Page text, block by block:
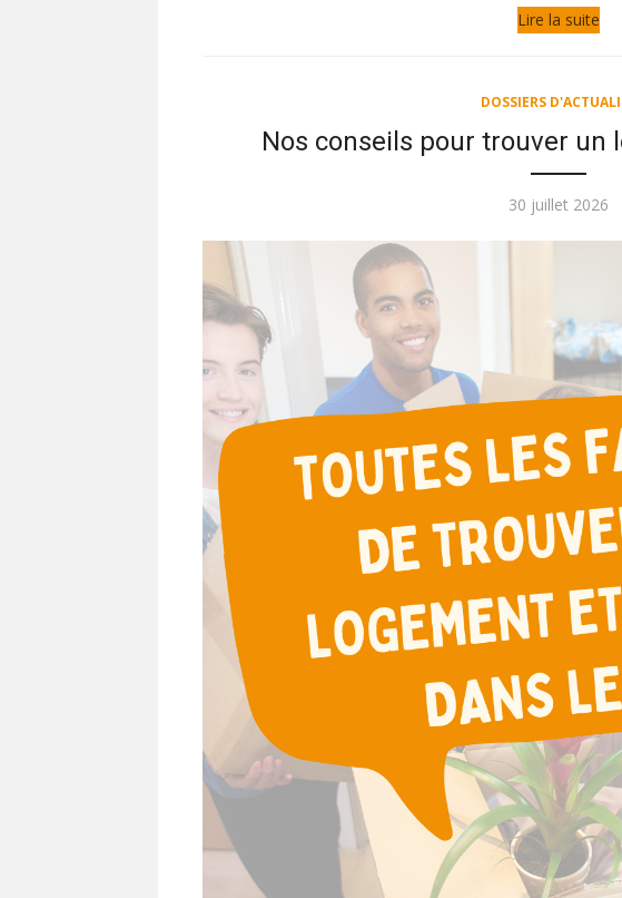
Lire la suite
DOSSIERS
Nos conseils pour trouver un
Publié
30 juillet 2026